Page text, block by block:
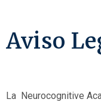
Aviso
La Neurocognitive